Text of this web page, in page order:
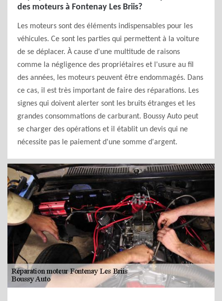
des moteurs à Fontenay Les Briis?
Les moteurs sont des éléments indispensables pour les
véhicules. Ce sont les parties qui permettent à la voiture
de se déplacer. À cause d'une multitude de raisons
comme la négligence des propriétaires et l'usure au fil
des années, les moteurs peuvent être endommagés. Dans
ce cas, il est très important de faire des réparations. Les
signes qui doivent alerter sont les bruits étranges et les
grandes consommations de carburant. Boussy Auto peut
se charger des opérations et il établit un devis qui ne
nécessite pas le paiement d'une somme d'argent.